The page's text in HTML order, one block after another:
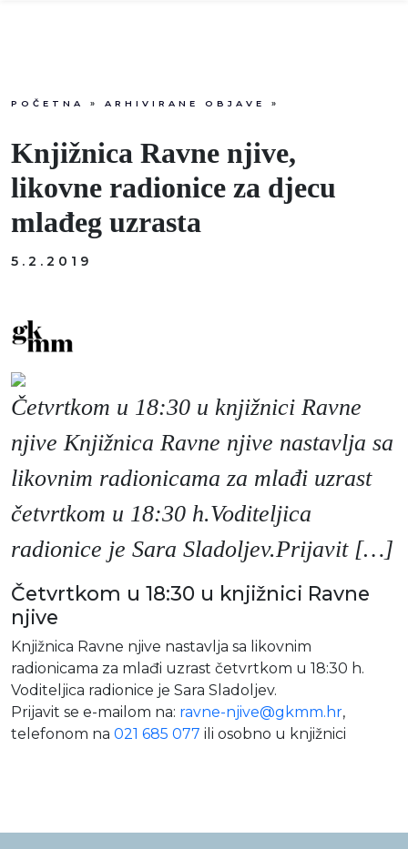
Događaji
Moj GKMM
English
POČETNA » ARHIVIRANE OBJAVE »
Knjižnica Ravne njive,
likovne radionice za djecu
mlađeg uzrasta
5.2.2019
Četvrtkom u 18:30 u knjižnici Ravne
njive Knjižnica Ravne njive nastavlja sa
likovnim radionicama za mlađi uzrast
četvrtkom u 18:30 h.Voditeljica
radionice je Sara Sladoljev.Prijavit […]
Četvrtkom u 18:30 u knjižnici Ravne
njive
Knjižnica Ravne njive nastavlja sa likovnim
radionicama za mlađi uzrast četvrtkom u 18:30 h.
Voditeljica radionice je Sara Sladoljev.
Prijavit se e-mailom na: ravne-njive@gkmm.hr,
telefonom na 021 685 077 ili osobno u knjižnici